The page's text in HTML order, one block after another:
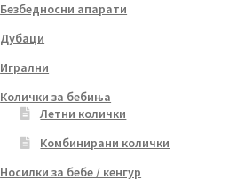
Безбедносни апарати
Дубаци
Игрални
Колички за бебиња
Летни колички
Комбинирани колички
Носилки за бебе / кенгур